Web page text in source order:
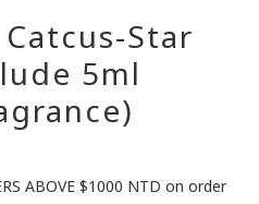
Star
5ml
ABOVE $1000 NTD on order